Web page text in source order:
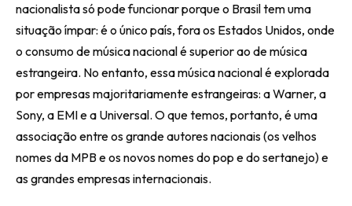
nacionalista só pode funcionar porque o Brasil tem uma
situação ímpar: é o único país, fora os Estados Unidos, onde
o consumo de música nacional é superior ao de música
estrangeira. No entanto, essa música nacional é explorada
por empresas majoritariamente estrangeiras: a Warner, a
Sony, a EMI e a Universal. O que temos, portanto, é uma
associação entre os grande autores nacionais (os velhos
nomes da MPB e os novos nomes do pop e do sertanejo) e
as grandes empresas internacionais.